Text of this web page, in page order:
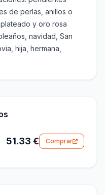
de perlas, anillos o
y oro rosa
navidad, San
hija, hermana,
51.33 € Comprar